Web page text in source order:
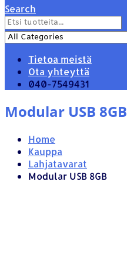
Search
Tietoa meistä
Ota yhteyttä
040-7549431
Modular USB 8GB
Home
Kauppa
Lahjatavarat
Modular USB 8GB